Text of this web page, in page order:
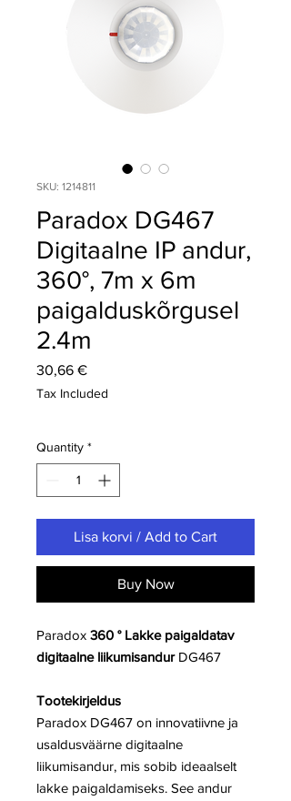
SKU: 1214811
Paradox DG467
Digitaalne IP andur,
360°, 7m x 6m
paigalduskõrgusel
2.4m
30,66 €Price
Tax Included
Quantity *
Lisa korvi / Add to Cart
Buy Now
Paradox 360 ° Lakke paigaldatav
digitaalne liikumisandurDG467
Tootekirjeldus
Paradox DG467 on innovatiivne ja
usaldusväärne digitaalne
liikumisandur, mis sobib ideaalselt
lakke paigaldamiseks. See andur